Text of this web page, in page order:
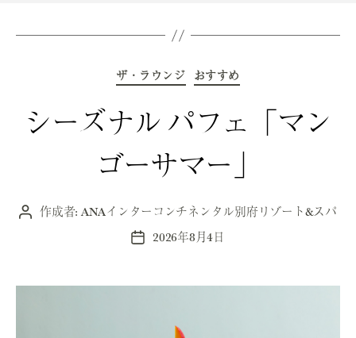
テ
ゴ
ー
ザ・ラウンジ おすすめ
シーズナル パフェ「マン
ゴーサマー」
投 作成者: ANAインターコンチネンタル別府リゾート&スパ
投 2026年8月4日